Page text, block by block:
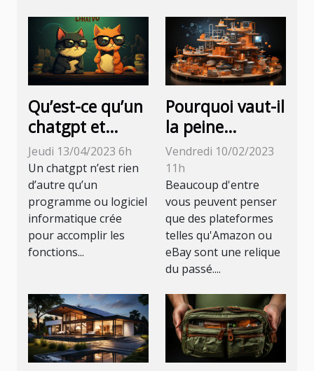
Qu’est-ce qu’un
chatgpt et
comment s’en
servir ?
Jeudi 13/04/2023 6h
Un chatgpt n’est rien
d’autre qu’un
programme ou logiciel
informatique crée
pour accomplir les
fonctions...
Pourquoi vaut-il
la peine
d'utiliser les
plateformes de
vente dans le
commerce
numérique ?
Vendredi 10/02/2023
11h
Beaucoup d'entre
vous peuvent penser
que des plateformes
telles qu'Amazon ou
eBay sont une relique
du passé....